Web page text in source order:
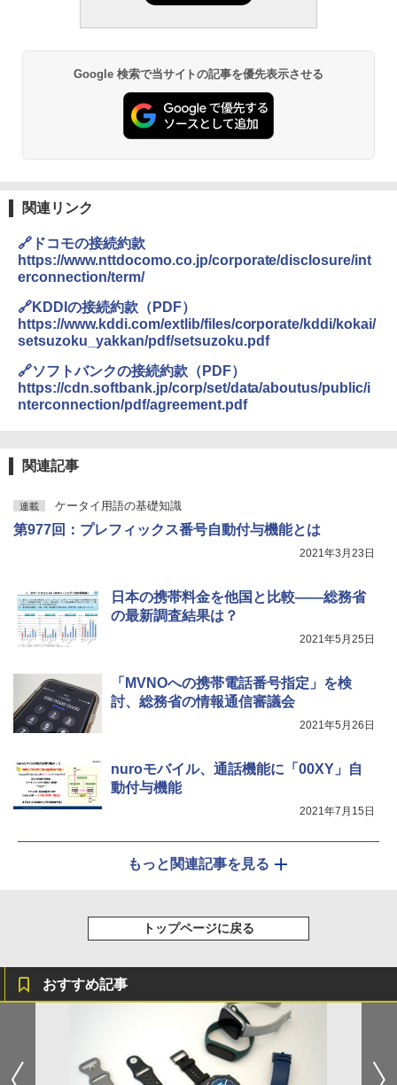
Google 検索で当サイトの記事を優先表示させる
関連リンク
🔗ドコモの接続約款
https://www.nttdocomo.co.jp/corporate/disclosure/int
erconnection/term/
🔗KDDIの接続約款（PDF）
https://www.kddi.com/extlib/files/corporate/kddi/kokai/
setsuzoku_yakkan/pdf/setsuzoku.pdf
🔗ソフトバンクの接続約款（PDF）
https://cdn.softbank.jp/corp/set/data/aboutus/public/i
nterconnection/pdf/agreement.pdf
関連記事
連載 ケータイ用語の基礎知識
第977回：プレフィックス番号自動付与機能とは
2021年3月23日
日本の携帯料金を他国と比較――総務省
の最新調査結果は？
2021年5月25日
「MVNOへの携帯電話番号指定」を検
討、総務省の情報通信審議会
2021年5月26日
nuroモバイル、通話機能に「00XY」自
動付与機能
2021年7月15日
もっと関連記事を見る
トップページに戻る
おすすめ記事